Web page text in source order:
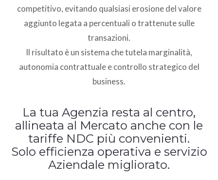
competitivo, evitando qualsiasi erosione del valore
aggiunto legata a percentuali o trattenute sulle
transazioni.
Il risultato è un sistema che tutela marginalità,
autonomia contrattuale e controllo strategico del
business.
La tua Agenzia resta al centro,
allineata al Mercato anche con le
tariffe NDC più convenienti.
Solo efficienza operativa e servizio
Aziendale migliorato.